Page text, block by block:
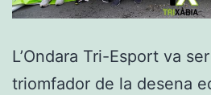
L’Ondara Tri-Esport va
triomfador de la desena